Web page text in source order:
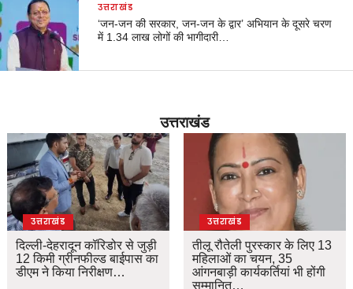
उत्तराखंड
‘जन-जन की सरकार, जन-जन के द्वार’ अभियान के दूसरे चरण
में 1.34 लाख लोगों की भागीदारी…
उत्तराखंड
उत्तराखंड
दिल्ली-देहरादून कॉरिडोर से जुड़ी
12 किमी ग्रीनफील्ड बाईपास का
डीएम ने किया निरीक्षण…
उत्तराखंड
तीलू रौतेली पुरस्कार के लिए 13
महिलाओं का चयन, 35
आंगनबाड़ी कार्यकर्तियां भी होंगी
सम्मानित…